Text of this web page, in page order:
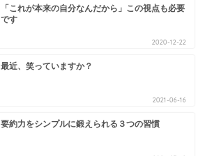
「これが本来の自分なんだから」この視点も必要
です
2020-12-22
最近、笑っていますか？
2021-06-16
要約力をシンプルに鍛えられる３つの習慣